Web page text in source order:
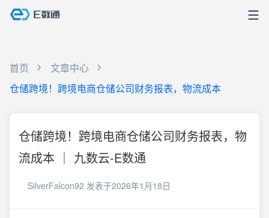
首页
文章中心
仓储跨境！跨境电商仓储公司财务报表，物流成本
仓储跨境！跨境电商仓储公司财务报表，物
流成本 ｜ 九数云-E数通
SilverFalcon92 发表于2026年1月18日